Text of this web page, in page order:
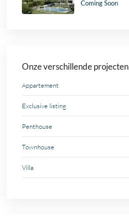
Coming Soon
Onze verschillende projecten
Appartement
Exclusive listing
Penthouse
Townhouse
Villa